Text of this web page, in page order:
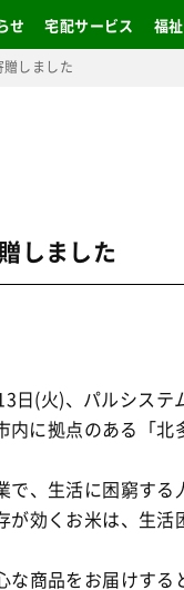
せ 宅配サービス 福
しました
しました
日(火)、パルシステ
に拠点のある「北
、生活に困窮する
効くお米は、生活
商品をお届けする